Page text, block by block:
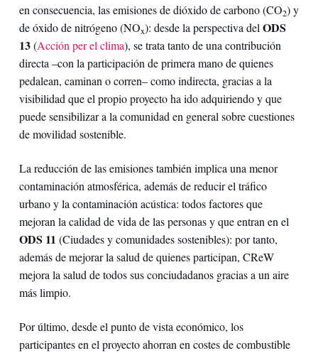
en consecuencia, las emisiones de dióxido de carbono (CO2) y
de óxido de nitrógeno (NOx): desde la perspectiva del ODS
13(Acción per el clima), se trata tanto de una contribución
directa –con la participación de primera mano de quienes
pedalean, caminan o corren– como indirecta, gracias a la
visibilidad que el propio proyecto ha ido adquiriendo y que
puede sensibilizar a la comunidad en general sobre cuestiones
de movilidad sostenible.
La reducción de las emisiones también implica una menor
contaminación atmosférica, además de reducir el tráfico
urbano y la contaminación acústica: todos factores que
mejoran la calidad de vida de las personas y que entran en el
ODS 11 (Ciudades y comunidades sostenibles): por tanto,
además de mejorar la salud de quienes participan, CReW
mejora la salud de todos sus conciudadanos gracias a un aire
más limpio.
Por último, desde el punto de vista económico, los
participantes en el proyecto ahorran en costes de combustible